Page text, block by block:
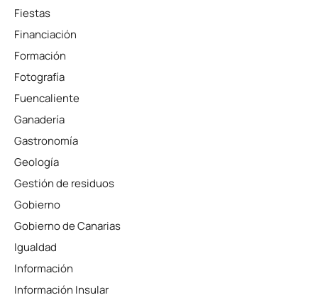
Fiestas
Financiación
Formación
Fotografía
Fuencaliente
Ganadería
Gastronomía
Geología
Gestión de residuos
Gobierno
Gobierno de Canarias
Igualdad
Información
Información Insular